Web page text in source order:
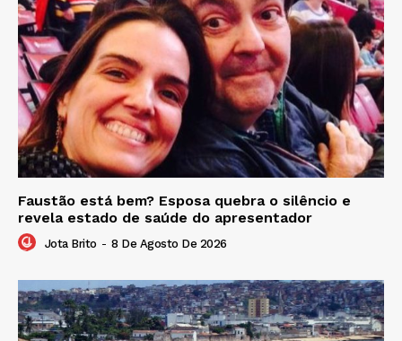
Faustão está bem? Esposa quebra o silêncio e
revela estado de saúde do apresentador
Jota Brito - 8 De Agosto De 2026